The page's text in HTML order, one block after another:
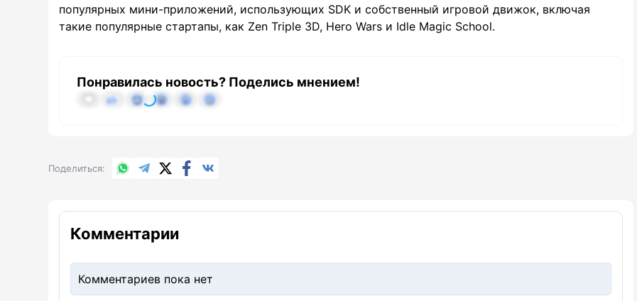
популярных мини-приложений, использующих SDK и собственный игровой движок, включая
такие популярные стартапы, как Zen Triple 3D, Hero Wars и Idle Magic School.
Понравилась новость? Поделись мнением!
Поделиться WhatsApp
TelegramX.comFacebook
Комментарии
Комментариев пока нет